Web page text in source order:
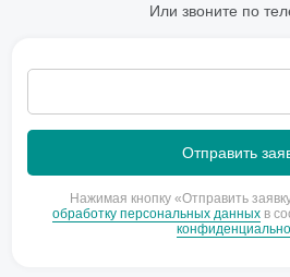
Или звоните по
Нажимая кнопку «Отправить
обработку персональных данных в